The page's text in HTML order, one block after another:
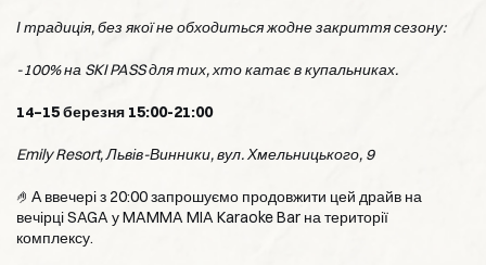
І традиція, без якої не обходиться жодне закриття сезону:
-100% на SKI PASS для тих, хто катає в купальниках.
14–15 березня 15:00-21:00
Emily Resort, Львів-Винники, вул. Хмельницького, 9
🤌А ввечері з 20:00 запрошуємо продовжити цей драйв на
вечірці SAGA у MAMMA MIA Karaoke Bar на території
комплексу.